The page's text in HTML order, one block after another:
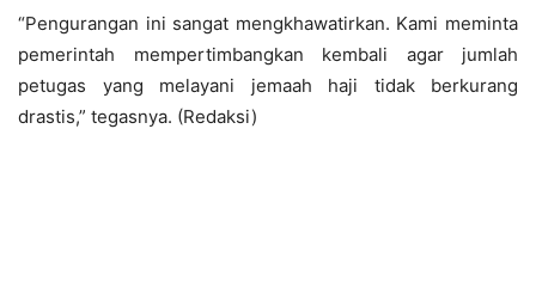
“Pengurangan ini sangat mengkhawatirkan. Kami meminta
pemerintah mempertimbangkan kembali agar jumlah
petugas yang melayani jemaah haji tidak berkurang
drastis,” tegasnya. (Redaksi)